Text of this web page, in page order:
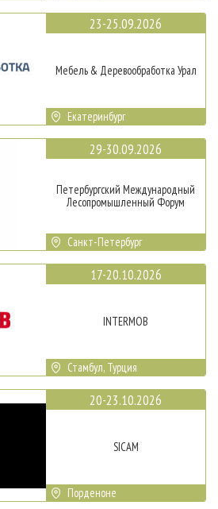
23-25.09.2026
Мебель & Деревообработка Урал
Екатеринбург
29-30.09.2026
Петербургский Международный
Лесопромышленный Форум
Санкт-Петербург
17-20.10.2026
INTERMOB
Стамбул, Турция
20-23.10.2026
SICAM
Порденоне